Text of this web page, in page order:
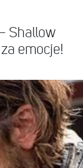
Shallow
emocje!